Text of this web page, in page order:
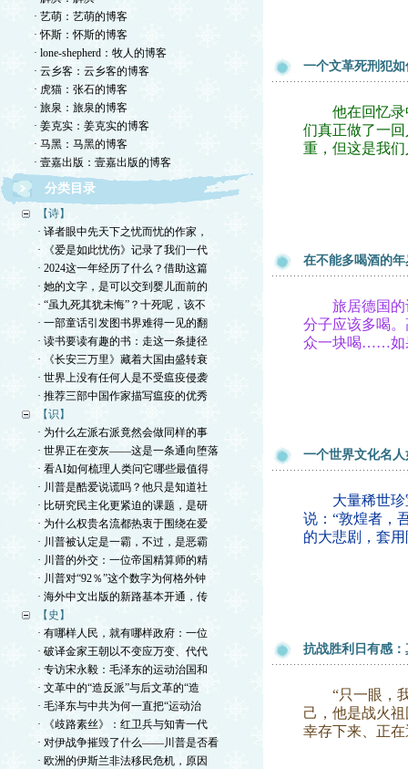
· 艺萌：艺萌的博客
· 怀斯：怀斯的博客
· lone-shepherd：牧人的博客
· 云乡客：云乡客的博客
· 虎猫：张石的博客
· 旅泉：旅泉的博客
· 姜克实：姜克实的博客
· 马黑：马黑的博客
· 壹嘉出版：壹嘉出版的博客
分类目录
【诗】
· 译者眼中先天下之忧而忧的作家，
· 《爱是如此忧伤》记录了我们一代
· 2024这一年经历了什么？借助这篇
· 她的文字，是可以交到婴儿面前的
· “虽九死其犹未悔”？十死呢，该不
· 一部童话引发图书界难得一见的翻
· 读书要读有趣的书：走这一条捷径
· 《长安三万里》藏着大国由盛转衰
· 世界上没有任何人是不受瘟疫侵袭
· 推荐三部中国作家描写瘟疫的优秀
【识】
· 为什么左派右派竟然会做同样的事
· 世界正在变灰——这是一条通向堕落
· 看AI如何梳理人类问它哪些最值得
· 川普是酷爱说谎吗？他只是知道社
· 比研究民主化更紧迫的课题，是研
· 为什么权贵名流都热衷于围绕在爱
· 川普被认定是一霸，不过，是恶霸
· 川普的外交：一位帝国精算师的精
· 川普对“92％”这个数字为何格外钟
· 海外中文出版的新路基本开通，传
【史】
· 有哪样人民，就有哪样政府：一位
· 破译金家王朝以不变应万变、代代
· 专访宋永毅：毛泽东的运动治国和
· 文革中的“造反派”与后文革的“造
· 毛泽东与中共为何一直把“运动治
· 《歧路素丝》：红卫兵与知青一代
· 对伊战争摧毁了什么——川普是否看
· 欧洲的伊斯兰非法移民危机，原因
一个文革死刑犯
他在回忆录中
们真正做了一
重，但这是我
在不能多喝酒的
旅居德国的诗
分子应该多喝
众一块喝……如
一个世界文化名
大量稀世珍宝
说：“敦煌者，
的大悲剧，套
抗战胜利日有感
“只一眼，
己，他是战火
幸存下来、正